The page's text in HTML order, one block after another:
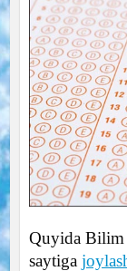
Quyida Bilim
saytiga